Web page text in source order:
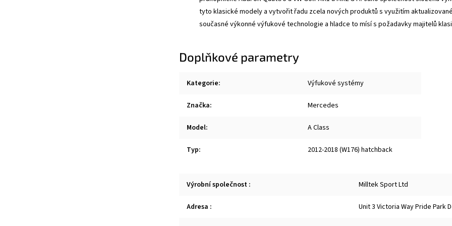
tyto klasické modely a vytvořit řadu zcela nových produktů s využitím
současné výkonné výfukové technologie a hladce to mísí s požadavky majitelů
Doplňkové parametry
Kategorie: Výfukové systémy
Značka: Mercedes
Model: A Class
Typ: 2012-2018 (W176) hatchback
Výrobní společnost : Milltek Sport Ltd
Adresa : Unit 3 Victoria Way Pride Park